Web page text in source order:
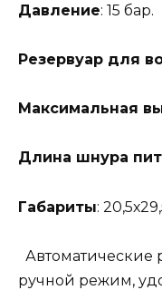
Давление: 15 бар.
Резервуар для
Максимальная
Длина шнура
Габариты:
Автоматические
ручной режим,